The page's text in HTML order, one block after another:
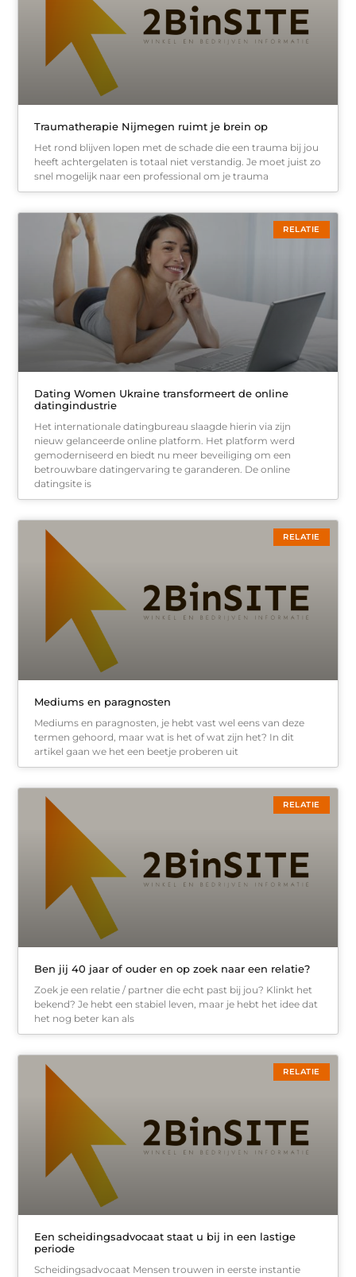
Traumatherapie Nijmegen ruimt je brein op
Het rond blijven lopen met de schade die een trauma bij jou
heeft achtergelaten is totaal niet verstandig. Je moet juist zo
snel mogelijk naar een professional om je trauma
RELATIE
Dating Women Ukraine transformeert de online
datingindustrie
Het internationale datingbureau slaagde hierin via zijn
nieuw gelanceerde online platform. Het platform werd
gemoderniseerd en biedt nu meer beveiliging om een
betrouwbare datingervaring te garanderen. De online
datingsite is
RELATIE
Mediums en paragnosten
Mediums en paragnosten, je hebt vast wel eens van deze
termen gehoord, maar wat is het of wat zijn het? In dit
artikel gaan we het een beetje proberen uit
RELATIE
Ben jij 40 jaar of ouder en op zoek naar een relatie?
Zoek je een relatie / partner die echt past bij jou? Klinkt het
bekend? Je hebt een stabiel leven, maar je hebt het idee dat
het nog beter kan als
RELATIE
Een scheidingsadvocaat staat u bij in een lastige
periode
Scheidingsadvocaat Mensen trouwen in eerste instantie